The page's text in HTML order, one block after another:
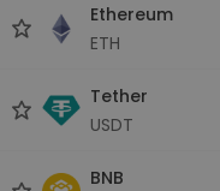
Ethereum
ETH
Tether
USDT
BNB